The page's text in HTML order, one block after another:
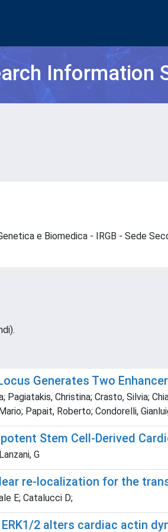
Information
e Biomedica - IRGB - Sede
Generates Two
Pagiatakis, Christina; Crasto, Silvia;
Papait, Roberto; Condorelli,
Stem Cell-Derived
G
re-localization for the
E; Catalucci D;
2 alters cardiac actin